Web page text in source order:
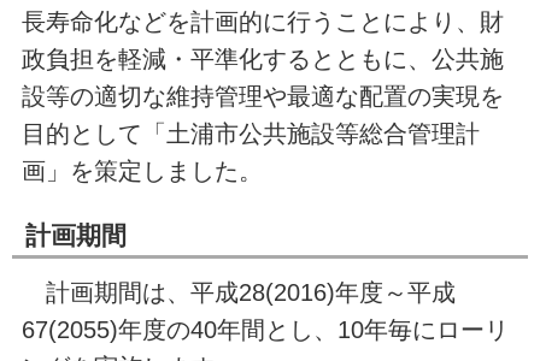
長寿命化などを計画的に行うことにより、財
政負担を軽減・平準化するとともに、公共施
設等の適切な維持管理や最適な配置の実現を
目的として「土浦市公共施設等総合管理計
画」を策定しました。
計画期間
計画期間は、平成28(2016)年度～平成
67(2055)年度の40年間とし、10年毎にローリ